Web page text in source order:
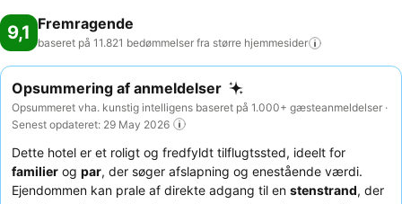
9,1 Fremragende
baseret på 11.821 bedømmelser fra større hjemmesider
Opsummering af anmeldelser
Opsummeret vha. kunstig intelligens baseret på 1.000+ gæsteanmeldelser ·
Senest opdateret: 29 May 2026
Dette hotel er et roligt og fredfyldt tilflugtssted, ideelt for
familier og par, der søger afslapning og enestående værdi.
Ejendommen kan prale af direkte adgang til en stenstrand, der